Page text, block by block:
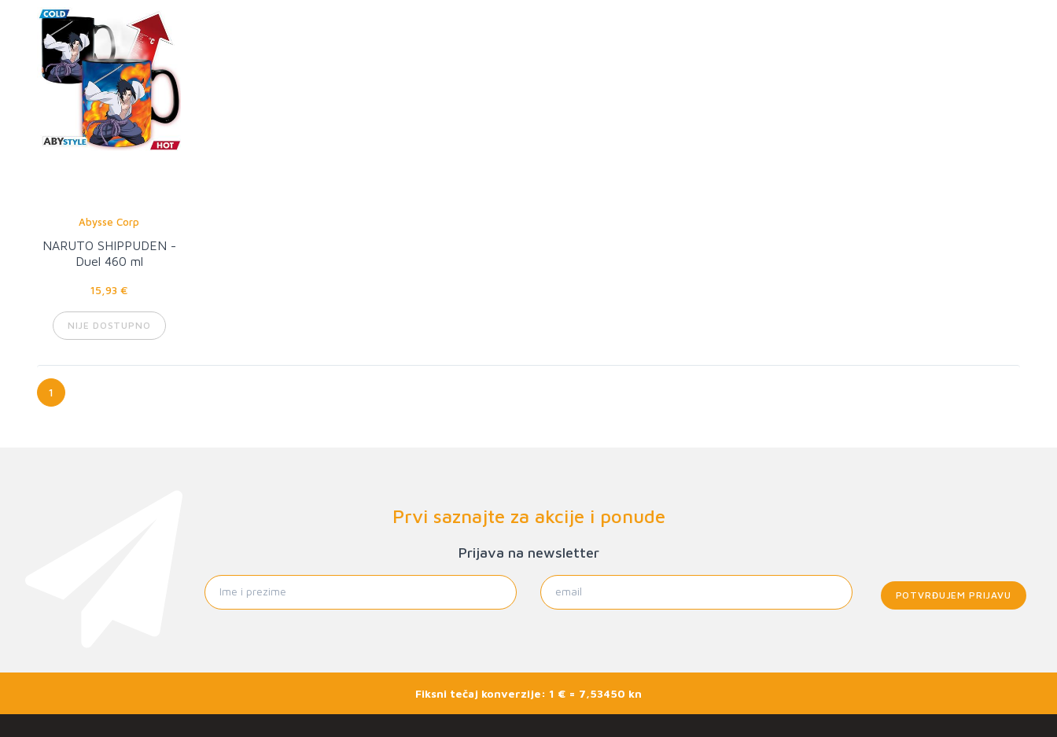
Abysse Corp
NARUTO SHIPPUDEN -
Duel 460 ml
15,93 €
NIJE DOSTUPNO
1
Prvi saznajte za akcije i ponude
Prijava na newsletter
POTVRĐUJEM PRIJAVU
Fiksni tečaj konverzije: 1 € = 7,53450 kn